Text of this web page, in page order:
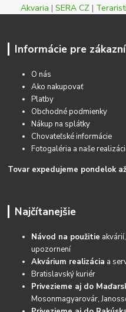
Akvaria | SERA CZ |
Informácie pre
O nás
Ako nakupovať
Platby
Obchodné podmienky
Nákup na splátky
Chovateľské informácie
Fotogaléria a naše
Tovar expedujeme pondelok
Najčítanejšie
Návod na použitie
upozornení
Akvárium realizácia a
Bratislavský kuriér
Privezieme aj do
Mosonmagyarovár,